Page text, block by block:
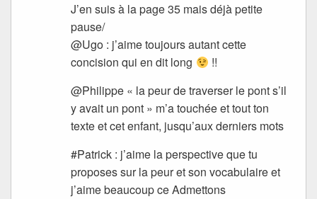
J’en suis à la page 35 mais déjà petite
pause/
@Ugo : j’aime toujours autant cette
concision qui en dit long
!!
@Philippe « la peur de traverser le pont s’il
y avait un pont » m’a touchée et tout ton
texte et cet enfant, jusqu’aux derniers mots
#Patrick : j’aime la perspective que tu
proposes sur la peur et son vocabulaire et
j’aime beaucoup ce Admettons